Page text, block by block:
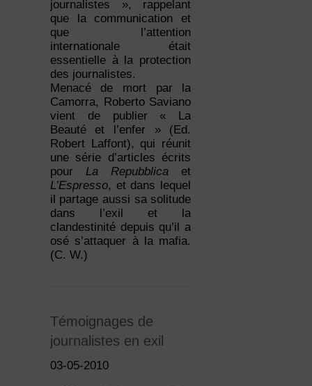
journalistes », rappelant
que la communication et
que l’attention
internationale était
essentielle à la protection
des journalistes.
Menacé de mort par la
Camorra, Roberto Saviano
vient de publier « La
Beauté et l’enfer » (Ed.
Robert Laffont), qui réunit
une série d’articles écrits
pour La Repubblica et
L’Espresso, et dans lequel
il partage aussi sa solitude
dans l’exil et la
clandestinité depuis qu’il a
osé s’attaquer à la mafia.
(C. W.)
Témoignages de
journalistes en exil
03-05-2010